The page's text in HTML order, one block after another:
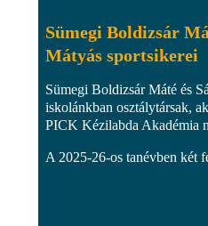
Sümegi Boldizsár
Mátyás sportsikerei
Sümegi Boldizsár Máté és
iskolánkban osztálytársak,
PICK Kézilabda Akadémia
A 2025-26-os tanévben két